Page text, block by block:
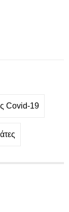
Covid-19